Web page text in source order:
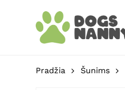
Pradžia Šunims